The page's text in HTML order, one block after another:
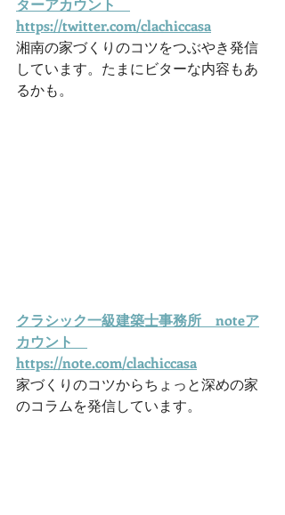
ターアカウント
https://twitter.com/clachiccasa
湘南の家づくりのコツをつぶやき発信
しています。たまにビターな内容もあ
るかも。
クラシック一級建築士事務所　noteア
カウント
https://note.com/clachiccasa
家づくりのコツからちょっと深めの家
のコラムを発信しています。